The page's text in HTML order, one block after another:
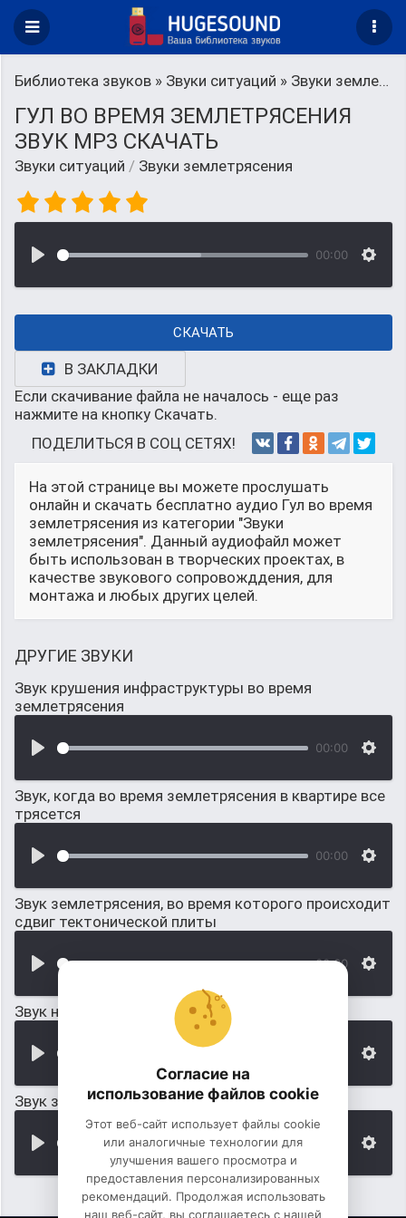
Библиотека звуков » Звуки ситуаций » Звуки землетрясения
ГУЛ ВО ВРЕМЯ ЗЕМЛЕТРЯСЕНИЯ
ЗВУК MP3 СКАЧАТЬ
Звуки ситуаций / Звуки землетрясения
00:00
СКАЧАТЬ
В ЗАКЛАДКИ
Если скачивание файла не началось - еще раз
нажмите на кнопку Скачать.
ПОДЕЛИТЬСЯ В СОЦ СЕТЯХ!
На этой странице вы можете прослушать
онлайн и скачать бесплатно аудио Гул во время
землетрясения из категории "Звуки
землетрясения". Данный аудиофайл может
быть использован в творческих проектах, в
качестве звукового сопровожддения, для
монтажа и любых других целей.
ДРУГИЕ ЗВУКИ
Звук крушения инфраструктуры во время
землетрясения
00:00
Звук, когда во время землетрясения в квартире все
трясется
00:00
Звук землетрясения, во время которого происходит
сдвиг тектонической плиты
00:00
Звук небольшого землетрясения
Звук землетрясения в горах (камнепад)
Согласие на
использование файлов cookie
Этот веб-сайт использует файлы cookie
или аналогичные технологии для
улучшения вашего просмотра и
предоставления персонализированных
рекомендаций. Продолжая использовать
наш веб-сайт, вы соглашаетесь с нашей